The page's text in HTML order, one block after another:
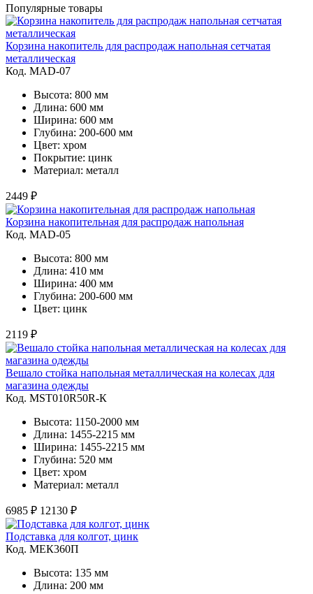
Популярные товары
Корзина накопитель для распродаж напольная сетчатая
металлическая
Код. MAD-07
Высота: 800 мм
Длина: 600 мм
Ширина: 600 мм
Глубина: 200-600 мм
Цвет: хром
Покрытие: цинк
Материал: металл
2449 ₽
Корзина накопительная для распродаж напольная
Код. MAD-05
Высота: 800 мм
Длина: 410 мм
Ширина: 400 мм
Глубина: 200-600 мм
Цвет: цинк
2119 ₽
Вешало стойка напольная металлическая на колесах для
магазина одежды
Код. MST010R50R-К
Высота: 1150-2000 мм
Длина: 1455-2215 мм
Ширина: 1455-2215 мм
Глубина: 520 мм
Цвет: хром
Материал: металл
6985 ₽ 12130 ₽
Подставка для колгот, цинк
Код. MЕК360П
Высота: 135 мм
Длина: 200 мм